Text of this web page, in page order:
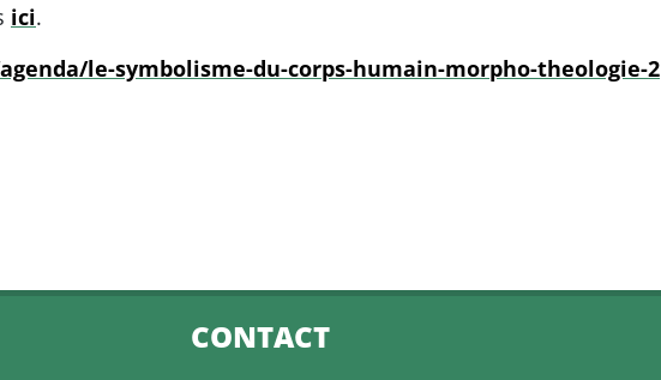
ici.
le-symbolisme-du-corps-humain-morpho-theologie-2
CONTACT